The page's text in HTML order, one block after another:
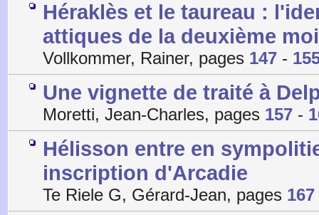
Héraklès et le taureau :
attiques de la deuxième
Vollkommer, Rainer, pages 147 -
Une vignette de traité à
Moretti, Jean-Charles, pages 157 -
Hélisson entre en
inscription d'Arcadie
Te Riele G, Gérard-Jean, pages 167